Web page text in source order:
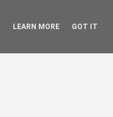
LEARN MORE GOT IT